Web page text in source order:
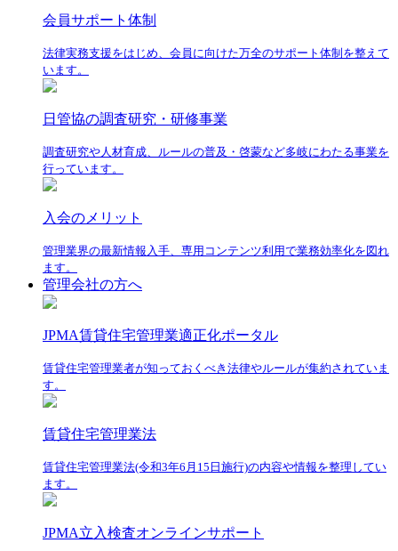
会員サポート体制
法律実務支援をはじめ、会員に向けた万全のサポート体制を整えて
います。
日管協の調査研究・研修事業
調査研究や人材育成、ルールの普及・啓蒙など多岐にわたる事業を
行っています。
入会のメリット
管理業界の最新情報入手、専用コンテンツ利用で業務効率化を図れ
ます。
管理会社の方へ
JPMA賃貸住宅管理業適正化ポータル
賃貸住宅管理業者が知っておくべき法律やルールが集約されていま
す。
賃貸住宅管理業法
賃貸住宅管理業法(令和3年6月15日施行)の内容や情報を整理してい
ます。
JPMA立入検査オンラインサポート